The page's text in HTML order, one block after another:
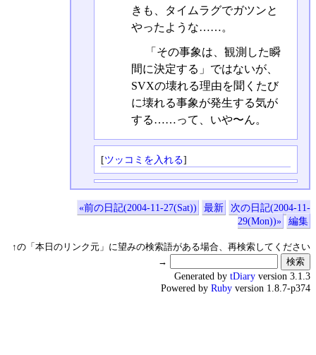
きも、タイムラグでガツンと
やったような……。
「その事象は、観測した瞬
間に決定する」ではないが、
SVXの壊れる理由を聞くたび
に壊れる事象が発生する気が
する……って、いや〜ん。
[ツッコミを入れる]
«前の日記(2004-11-27(Sat)) 最新
次の日記(2004-11-
29(Mon))»
編集
↑の「本日のリンク元」に望みの検索語がある場合、再検索してください
→
Generated by tDiary version 3.1.3
Powered by Ruby version 1.8.7-p374